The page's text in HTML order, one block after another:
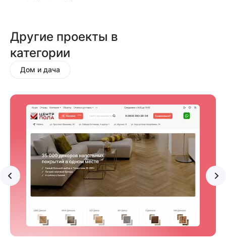
Другие проекты в
категории
Дом и дача